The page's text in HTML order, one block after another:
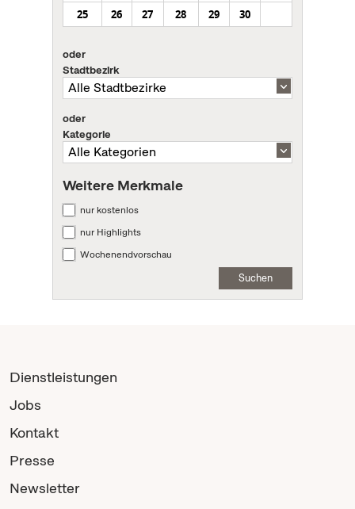
25
26 27 28 29 30
oder
Stadtbezirk
oder
Kategorie
Weitere Merkmale
nur kostenlos
nur Highlights
Wochenendvorschau
Suchen
Dienstleistungen
Jobs
Kontakt
Presse
Newsletter